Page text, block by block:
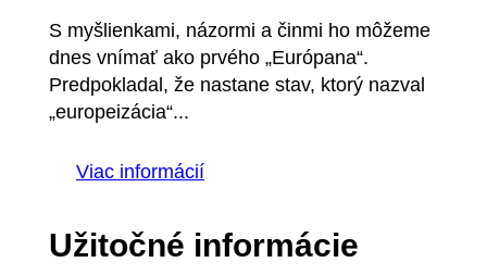
S myšlienkami, názormi a činmi ho môžeme
dnes vnímať ako prvého „Európana“.
Predpokladal, že nastane stav, ktorý nazval
„europeizácia“...
Viac informácií
Užitočné informácie